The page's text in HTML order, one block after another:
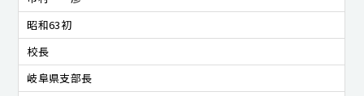
昭和63初
校長
岐阜県支部長